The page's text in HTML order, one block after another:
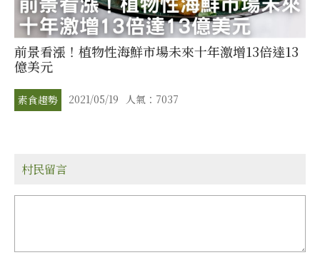
前景看漲！植物性海鮮市場未來十年激增13倍達13
億美元
素食趨勢 2021/05/19 人氣：7037
村民留言